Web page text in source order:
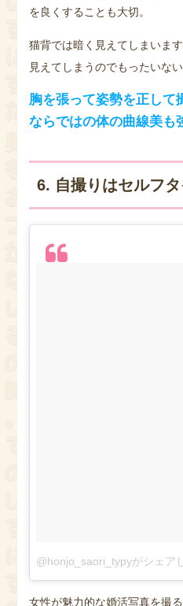
を良くすることも大切。
猫背では暗く見えてしまいま
見えてしまうのでもったいない
胸を張って姿勢を正して
ならではの体の曲線美も
6. 自撮りはセルフ
@honjo_saori_typyがシェア
女性が魅力的な婚活写真を撮